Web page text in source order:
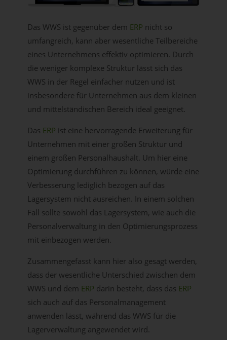
Das WWS ist gegenüber dem ERP nicht so
umfangreich, kann aber wesentliche Teilbereiche
eines Unternehmens effektiv optimieren. Durch
die weniger komplexe Struktur lässt sich das
WWS in der Regel einfacher nutzen und ist
insbesondere für Unternehmen aus dem kleinen
und mittelständischen Bereich ideal geeignet.
Das ERP ist eine hervorragende Erweiterung für
Unternehmen mit einer großen Struktur und
einem großen Personalhaushalt. Um hier eine
Optimierung durchführen zu können, würde eine
Verbesserung lediglich bezogen auf das
Lagersystem nicht ausreichen. In einem solchen
Fall sollte sowohl das Lagersystem, wie auch die
Personalverwaltung in den Optimierungsprozess
mit einbezogen werden.
Zusammengefasst kann hier also gesagt werden,
dass der wesentliche Unterschied zwischen dem
WWS und dem ERP darin besteht, dass das ERP
sich auch auf das Personalmanagement
anwenden lässt, während das WWS für die
Lagerverwaltung angewendet wird.